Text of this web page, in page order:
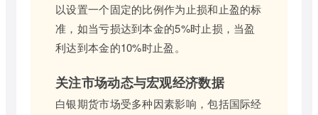
以设置一个固定的比例作为止损和止盈的标
准，如当亏损达到本金的5%时止损，当盈
利达到本金的10%时止盈。
关注市场动态与宏观经济数据
白银期货市场受多种因素影响，包括国际经